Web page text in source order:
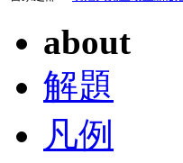
about
解題
凡例